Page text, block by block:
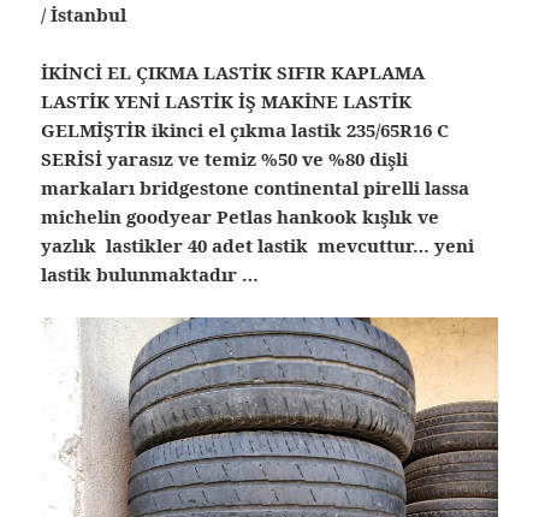
/ İstanbul
İKİNCİ EL ÇIKMA LASTİK SIFIR KAPLAMA
LASTİK YENİ LASTİK İŞ MAKİNE LASTİK
GELMİŞTİR ikinci el çıkma lastik 235/65R16 C
SERİSİ yarasız ve temiz %50 ve %80 dişli
markaları bridgestone continental pirelli lassa
michelin goodyear Petlas hankook kışlık ve
yazlık lastikler 40 adet lastik mevcuttur… yeni
lastik bulunmaktadır …